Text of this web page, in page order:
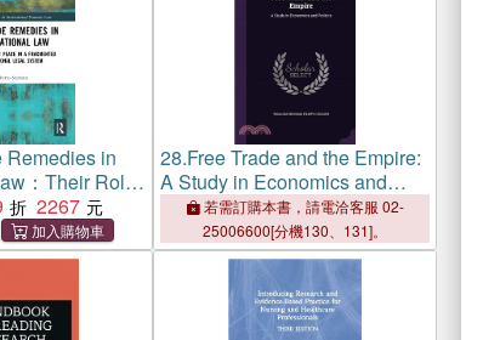
Remedies in
：Their Role
Fragmented
System
2267
28.Free Trade and the Empire:
A Study in Economics and
Politics若需訂購本書，請電洽客服 02-
25006600[分機130、131]。